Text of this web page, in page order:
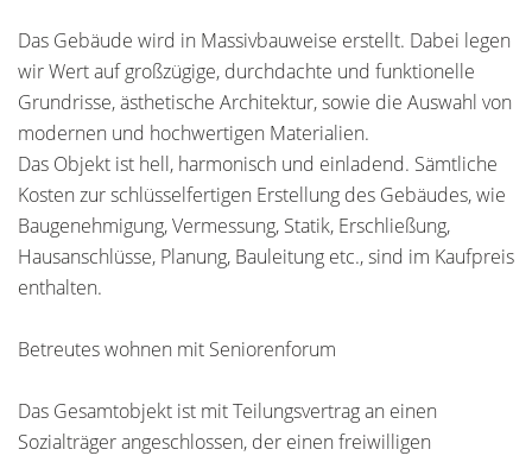
Das Gebäude wird in Massivbauweise erstellt. Dabei legen
wir Wert auf großzügige, durchdachte und funktionelle
Grundrisse, ästhetische Architektur, sowie die Auswahl von
modernen und hochwertigen Materialien.
Das Objekt ist hell, harmonisch und einladend. Sämtliche
Kosten zur schlüsselfertigen Erstellung des Gebäudes, wie
Baugenehmigung, Vermessung, Statik, Erschließung,
Hausanschlüsse, Planung, Bauleitung etc., sind im Kaufpreis
enthalten.
Betreutes wohnen mit Seniorenforum
Das Gesamtobjekt ist mit Teilungsvertrag an einen
Sozialträger angeschlossen, der einen freiwilligen